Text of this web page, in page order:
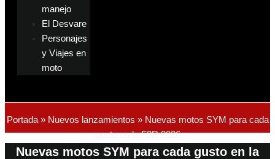
manejo
El Desvare
Personajes
y Viajes en
moto
Portada» Nuevos lanzamientos » Nuevas motos SYM para cada
gusto en la F2R 2026
Nuevas motos SYM para cada gusto en la